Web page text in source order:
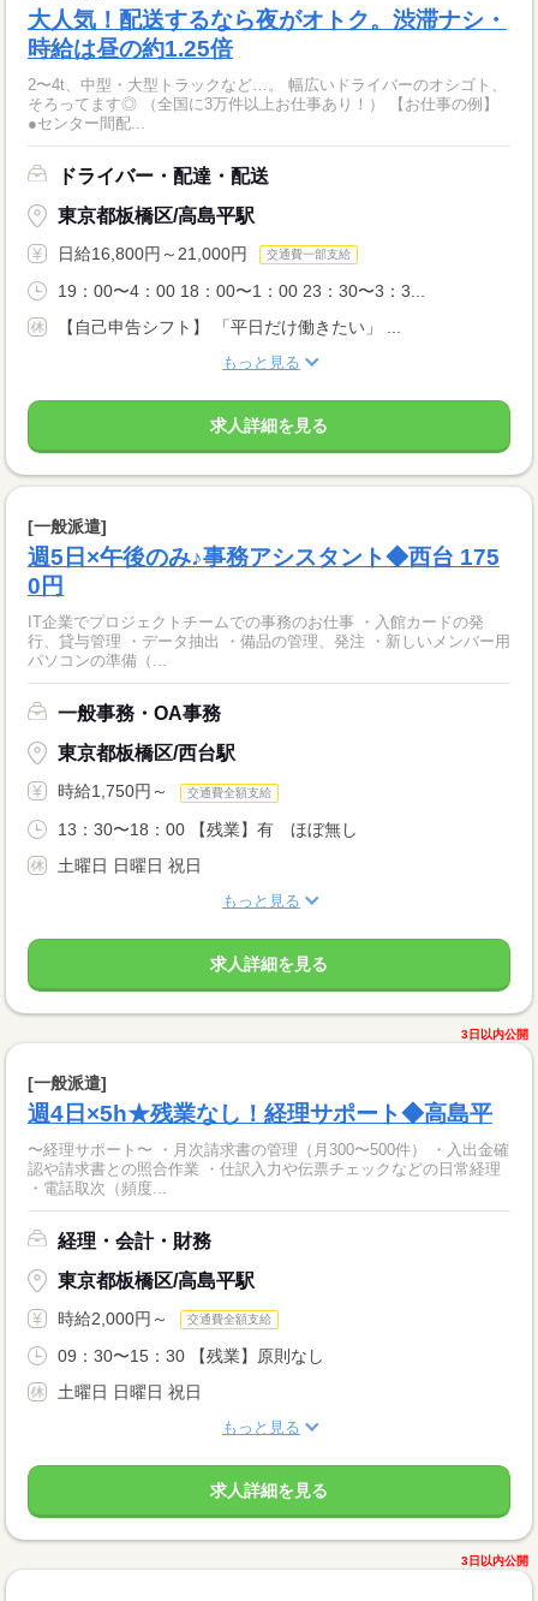
大人気！配送するなら夜がオトク。渋滞ナシ・
時給は昼の約1.25倍
2〜4t、中型・大型トラックなど…。 幅広いドライバーのオシゴト、
そろってます◎ （全国に3万件以上お仕事あり！） 【お仕事の例】
●センター間配...
ドライバー・配達・配送
東京都板橋区/高島平駅
日給16,800円～21,000円 交通費一部支給
19：00〜4：00 18：00〜1：00 23：30〜3：3...
【自己申告シフト】 「平日だけ働きたい」 ...
もっと見る
求人詳細を見る
[一般派遣]
週5日×午後のみ♪事務アシスタント◆西台 175
0円
IT企業でプロジェクトチームでの事務のお仕事 ・入館カードの発
行、貸与管理 ・データ抽出 ・備品の管理、発注 ・新しいメンバー用
パソコンの準備（...
一般事務・OA事務
東京都板橋区/西台駅
時給1,750円～ 交通費全額支給
13：30〜18：00 【残業】有 ほぼ無し
土曜日 日曜日 祝日
もっと見る
求人詳細を見る
3日以内公開
[一般派遣]
週4日×5h★残業なし！経理サポート◆高島平
〜経理サポート〜 ・月次請求書の管理（月300〜500件） ・入出金確
認や請求書との照合作業 ・仕訳入力や伝票チェックなどの日常経理
・電話取次（頻度...
経理・会計・財務
東京都板橋区/高島平駅
時給2,000円～ 交通費全額支給
09：30〜15：30 【残業】原則なし
土曜日 日曜日 祝日
もっと見る
求人詳細を見る
3日以内公開